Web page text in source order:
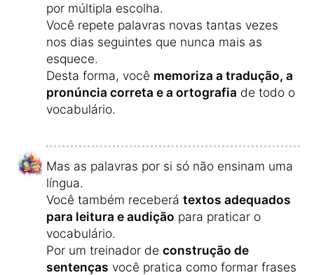
por múltipla escolha.
Você repete palavras novas tantas vezes
nos dias seguintes que nunca mais as
esquece.
Desta forma, você memoriza a tradução, a
pronúncia correta e a ortografia de todo o
vocabulário.
Mas as palavras por si só não ensinam uma
língua.
Você também receberá textos adequados
para leitura e audição para praticar o
vocabulário.
Por um treinador de construção de
sentenças você pratica como formar frases